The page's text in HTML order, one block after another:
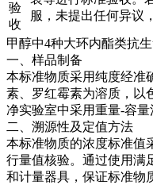
验
收
服，未提出任何异议
甲醇中4种大环内酯类抗
一、样品制备
本标准物质采用纯度经准
素、罗红霉素为溶质，以
净实验室中采用重量-容量
二、溯源性及定值方法
本标准物质的浓度标准值
行量值核验。通过使用满
和计量器具，保证标准物